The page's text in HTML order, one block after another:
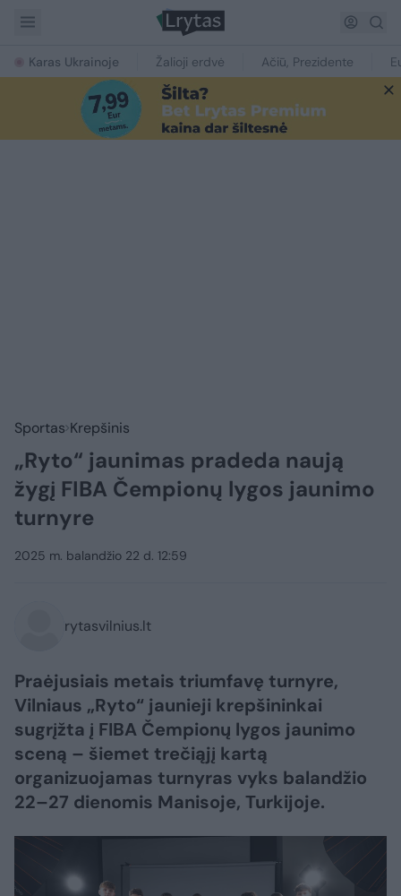
Karas Ukrainoje Žalioji erdvė Ačiū, Prezidente
Sportas Krepšinis
„Ryto“ jaunimas pradeda naują
žygį FIBA Čempionų lygos jaunimo
turnyre
2025 m. balandžio 22 d. 12:59
rytasvilnius.lt
Praėjusiais metais triumfavę turnyre,
Vilniaus „Ryto“ jaunieji krepšininkai
sugrįžta į FIBA Čempionų lygos jaunimo
sceną – šiemet trečiąjį kartą
organizuojamas turnyras vyks balandžio
22–27 dienomis Manisoje, Turkijoje.